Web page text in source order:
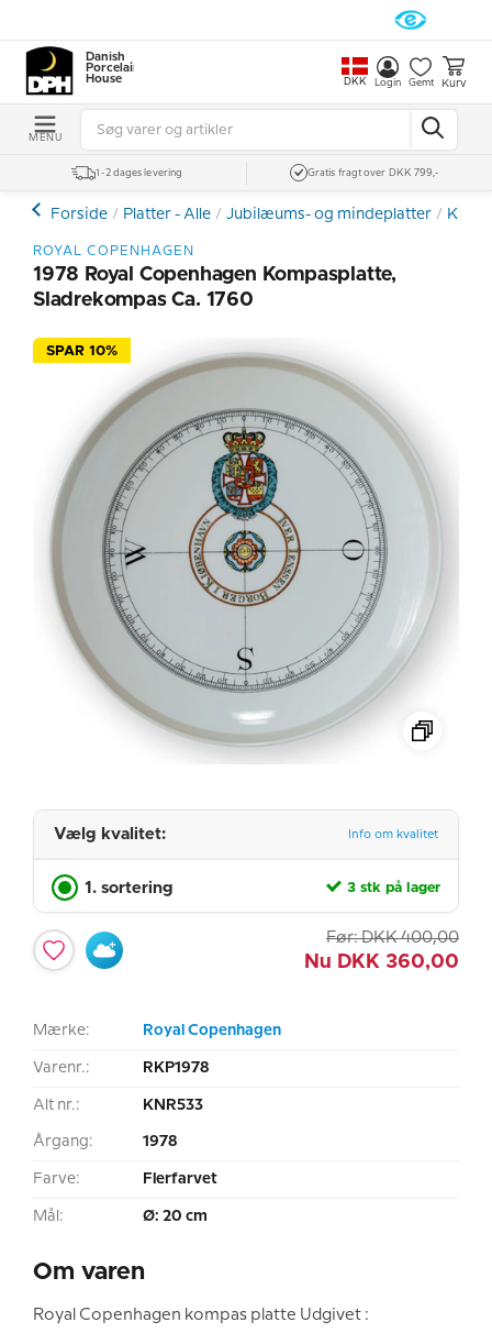
Danish
Porcelain
House
DKK Login Gemt Kurv
MENU
1-2 dages levering Gratis fragt over DKK 799,-
Forside Platter - Alle Jubilæums- og mindeplatter
ROYAL COPENHAGEN
1978 Royal Copenhagen Kompasplatte,
Sladrekompas Ca. 1760
SPAR 10%
Vælg kvalitet: Info om kvalitet
1. sortering 3 stk på lager
Før: DKK 400,00
Nu DKK 360,00
Mærke: Royal Copenhagen
Varenr.: RKP1978
Alt nr.: KNR533
Årgang: 1978
Farve: Flerfarvet
Mål: Ø: 20 cm
Om varen
Royal Copenhagen kompas platte Udgivet :